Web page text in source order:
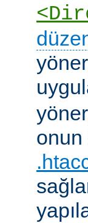
onun